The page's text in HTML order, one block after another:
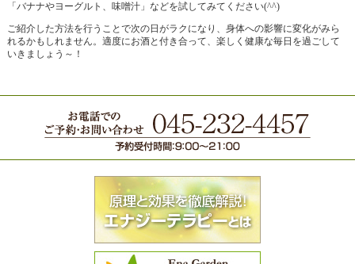
「バナナやヨーグルト、味噌汁」などを試してみてください(^^)
ご紹介した方法を行うことで次の日がラクになり、身体への影響に変化がみら
れるかもしれません。適度にお酒と付き合って、楽しく健康な毎日を過ごして
いきましょう～！